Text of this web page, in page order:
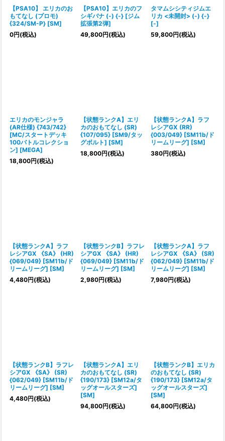
【PSA10】 エリカのお
もてなし (プロモ)
{324/SM-P} [SM]
0円(税込)
【PSA10】エリカのフ
シギバナ (-) {-} [ジム
拡張第2弾]
49,800円(税込)
タマムシシティジムエ
リカ <未開封> (-) {-}
[-]
59,800円(税込)
エリカのモンジャラ
(AR仕様) {743/742}
[MC/スタートデッキ
100バトルコレクショ
ン] [MEGA]
18,800円(税込)
【状態ランクA】エリ
カのおもてなし (SR)
{107/095} [SM9/タッ
グボルト] [SM]
18,800円(税込)
【状態ランクA】ラフ
レシアGX (RR)
{003/049} [SM11b/ド
リームリーグ] [SM]
380円(税込)
【状態ランクA】ラフ
レシアGX 《SA》 (HR)
{069/049} [SM11b/ド
リームリーグ] [SM]
4,480円(税込)
【状態ランクB】ラフレ
シアGX 《SA》 (HR)
{069/049} [SM11b/ド
リームリーグ] [SM]
2,980円(税込)
【状態ランクA】ラフ
レシアGX 《SA》 (SR)
{062/049} [SM11b/ド
リームリーグ] [SM]
7,980円(税込)
【状態ランクB】ラフレ
シアGX 《SA》 (SR)
{062/049} [SM11b/ド
リームリーグ] [SM]
4,480円(税込)
【状態ランクA】エリ
カのおもてなし (SR)
{190/173} [SM12a/タ
ッグオールスターズ]
[SM]
94,800円(税込)
【状態ランクB】エリカ
のおもてなし (SR)
{190/173} [SM12a/タ
ッグオールスターズ]
[SM]
64,800円(税込)